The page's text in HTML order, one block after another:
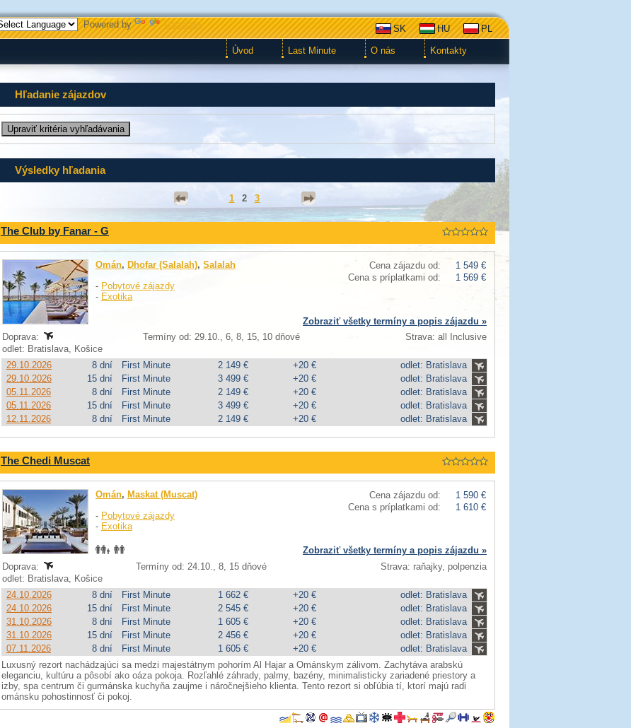
Powered by Translate SK HU PL
Úvod Last Minute O nás Kontakty
Hľadanie zájazdov
Výsledky hľadania
1 2 3
The Club by Fanar - G
Cena zájazdu od:
1 549 €
Cena s príplatkami od:
1 569 €
Omán, Dhofar (Salalah), Salalah
- Pobytové zájazdy
- Exotika
Zobraziť všetky termíny a popis zájazdu »
Doprava:
Termíny od: 29.10., 6, 8, 15, 10 dňové
Strava: all Inclusive
odlet: Bratislava, Košice
29.10.2026
8 dní First Minute 2 149 € +20 €
odlet: Bratislava
29.10.2026
15 dní First Minute 3 499 € +20 €
odlet: Bratislava
05.11.2026
8 dní First Minute 2 149 € +20 €
odlet: Bratislava
05.11.2026
15 dní First Minute 3 499 € +20 €
odlet: Bratislava
12.11.2026
8 dní First Minute 2 149 € +20 € odlet: Bratislava
The Chedi Muscat
Cena zájazdu od:
1 590 €
Cena s príplatkami od:
1 610 €
Omán, Maskat (Muscat)
- Pobytové zájazdy
- Exotika
Zobraziť všetky termíny a popis zájazdu »
Doprava:
Termíny od: 24.10., 8, 15 dňové
Strava: raňajky, polpenzia
odlet: Bratislava, Košice
24.10.2026
8 dní First Minute 1 662 € +20 €
odlet: Bratislava
24.10.2026
15 dní First Minute 2 545 € +20 €
odlet: Bratislava
31.10.2026
8 dní First Minute 1 605 € +20 €
odlet: Bratislava
31.10.2026
15 dní First Minute 2 456 € +20 €
odlet: Bratislava
07.11.2026
8 dní First Minute 1 605 € +20 €
odlet: Bratislava
Luxusný rezort nachádzajúci sa medzi majestátnym pohorím Al Hajar a Ománskym zálivom. Zachytáva arabskú
eleganciu, kultúru a pôsobí ako oáza pokoja. Rozľahlé záhrady, palmy, bazény, minimalisticky zariadené priestory a
izby, spa centrum či gurmánska kuchyňa zaujme i náročnejšieho klienta. Tento rezort si obľúbia tí, ktorí majú radi
ománsku pohostinnosť či pokoj.